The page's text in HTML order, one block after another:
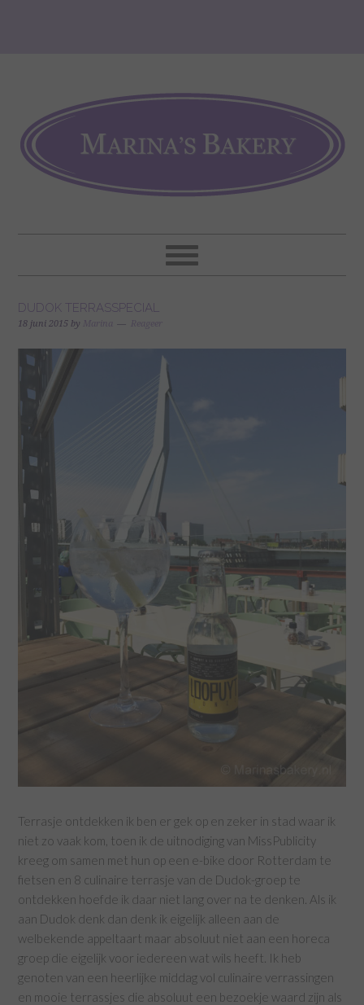
DUDOK TERRASSPECIAL
18 juni 2015 by Marina Reageer
Terrasje ontdekken ik ben er gek op en zeker in stad waar ik
niet zo vaak kom, toen ik de uitnodiging van MissPublicity
kreeg om samen met hun op een e-bike door Rotterdam te
fietsen en 8 culinaire terrasje van de Dudok-groep te
ontdekken hoefde ik daar niet lang over na te denken. Als ik
aan Dudok denk dan denk ik eigelijk alleen aan de
welbekende appeltaart maar absoluut niet aan een horeca
groep die eigelijk voor iedereen wat wils heeft. Ik heb
genoten van een heerlijke middag vol culinaire verrassingen
en mooie terrassjes die absoluut een bezoekje waard zijn als